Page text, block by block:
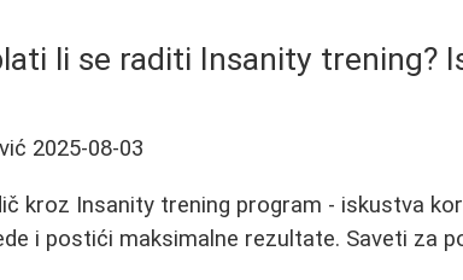
li se raditi Insanity trening?
2025-08-03
kroz Insanity trening program - iskustva
i postići maksimalne rezultate. Saveti za